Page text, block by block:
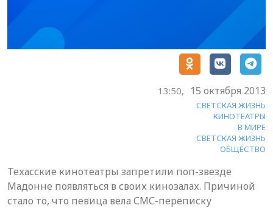
13:50, 15 октября 2013
СВЕТСКАЯ ЖИЗНЬ
КИНОТЕАТРЫ
В МИРЕ
СВЕТСКАЯ ЖИЗНЬ
ОБЩЕСТВО
Техасские кинотеатры запретили поп-звезде
Мадонне появляться в своих кинозалах. Причиной
стало то, что певица вела СМС-переписку